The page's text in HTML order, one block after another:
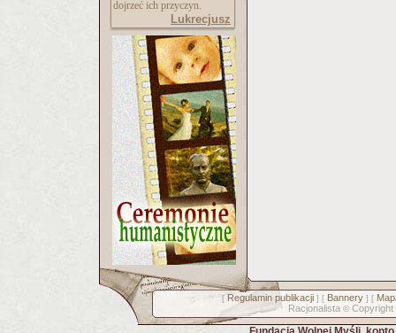
dojrzeć ich przyczyn.
Lukrecjusz
[ Regulamin publikacji] [ Bannery] [
Racjonalista © Copyright